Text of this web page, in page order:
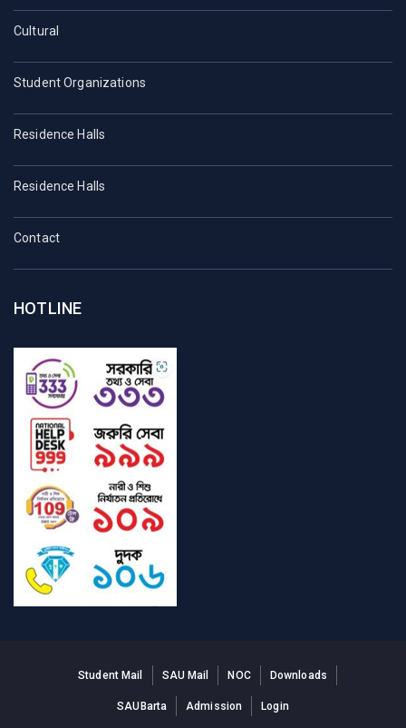
Cultural
Student Organizations
Residence Halls
Residence Halls
Contact
HOTLINE
Student Mail SAU Mail NOC Downloads
SAUBarta Admission Login